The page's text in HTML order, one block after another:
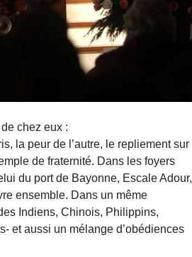
chez eux :
la peur de l’autre, le repliement sur
de fraternité. Dans les foyers
du port de Bayonne, Escale Adour,
ensemble. Dans un même
Indiens, Chinois, Philippins,
et aussi un mélange d’obédiences